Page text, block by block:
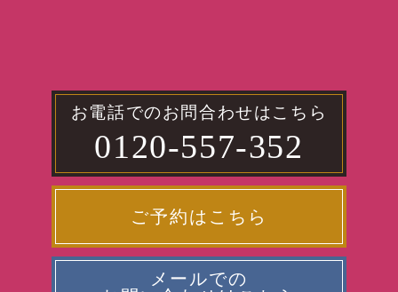
お電話でのお問合わせはこちら
0120-557-352
ご予約はこちら
メールでの